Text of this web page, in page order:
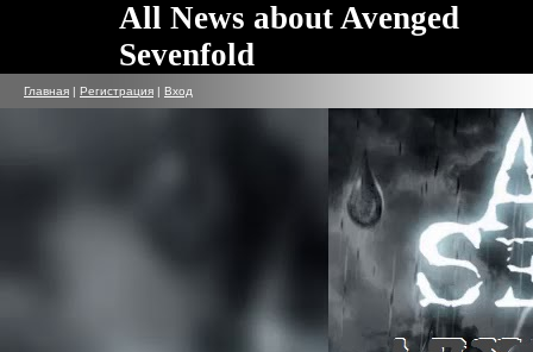
All News about Avenged
Sevenfold
Главная | Регистрация | Вход